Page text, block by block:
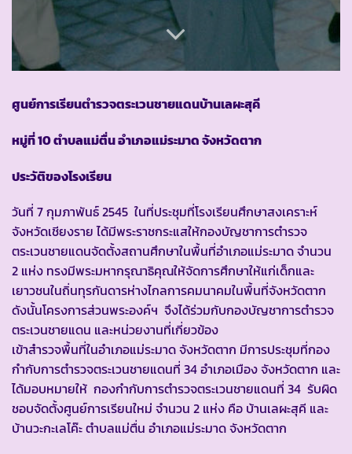
ศูนย์การเรียนตำรวจตระเวนชายแดนบ้านเลผะสุคี
หมู่ที่ 10 ตำบลแม่ตื่น อำเภอแม่ระมาด จังหวัดตาก
ประวัติของโรงเรียน
วันที่ 7 กุมภาพันธ์ 2545 ในที่ประชุมที่โรงเรียนศึกษาสงเคราะห์
จังหวัดเชียงราย ได้มีพระราชกระแสให้กองบัญชาการตำรวจ
ตระเวนชายแดนจัดตั้งสถานศึกษาในพื้นที่อำเภอแม่ระมาด จำนวน
2 แห่ง ทรงมีพระมหากรุณาธิคุณให้จัดการศึกษาให้แก่เด็กและ
เยาวชนในถิ่นทุรกันดารห่างไกลการคมนาคมในพื้นที่จังหวัดตาก
ดังนั้นโครงการส่วนพระองค์ฯ จึงได้ร่วมกับกองบัญชาการตำรวจ
ตระเวนชายแดน และหน่วยงานที่เกี่ยวข้อง
เข้าสำรวจพื้นที่ในอำเภอแม่ระมาด จังหวัดตาก มีการประชุมที่กอง
กำกับการตำรวจตระเวนชายแดนที่ 34 อำเภอเมือง จังหวัดตาก และ
ได้มอบหมายให้ กองกำกับการตำรวจตระเวนชายแดนที่ 34 รับผิด
ชอบจัดตั้งศูนย์การเรียนใหม่ จำนวน 2 แห่ง คือ บ้านเลผะสุคี และ
บ้านวะกะเลโค๊ะ ตำบลแม่ตื่น อำเภอแม่ระมาด จังหวัดตาก